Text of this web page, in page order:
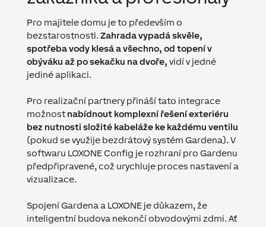
Pro majitele domu je to především o
bezstarostnosti. Zahrada vypadá skvěle,
spotřeba vody klesá a všechno, od topení v
obýváku až po sekačku na dvoře, vidí v jedné
jediné aplikaci.
Pro realizační partnery přináší tato integrace
možnost nabídnout komplexní řešení exteriéru
bez nutnosti složité kabeláže ke každému ventilu
(pokud se využije bezdrátový systém Gardena). V
softwaru LOXONE Config je rozhraní pro Gardenu
předpřipravené, což urychluje proces nastavení a
vizualizace.
Spojení Gardena a LOXONE je důkazem, že
inteligentní budova nekončí obvodovými zdmi. Ať